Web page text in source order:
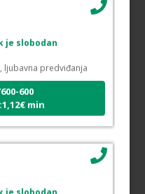
slobodan
predviđanja
600
min
slobodan